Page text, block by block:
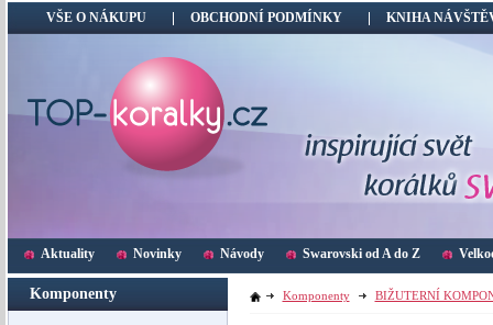
VŠE O NÁKUPU OBCHODNÍ PODMÍNKY KNIHA
Aktuality Novinky Návody Swarovski od A do Z
Komponenty Komponenty BIŽUTERNÍ